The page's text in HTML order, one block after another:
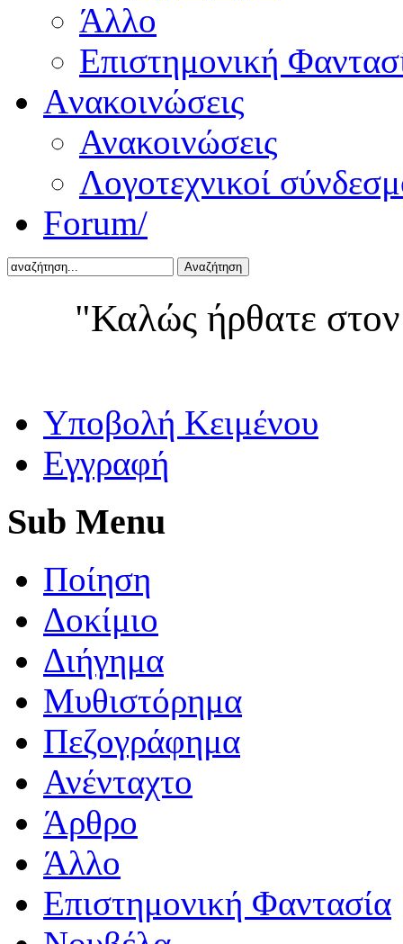
Άλλο
Επιστημονική
Aνακοινώσεις
Ανακοινώσεις
Λογοτεχνικοί
Forum/
Αναζήτηση
"Καλώς ήρθατε
Yποβολή Κειμένου
Εγγραφή
Sub Menu
Ποίηση
Δοκίμιο
Διήγημα
Μυθιστόρημα
Πεζογράφημα
Ανένταχτο
Άρθρο
Άλλο
Επιστημονική Φαντασία